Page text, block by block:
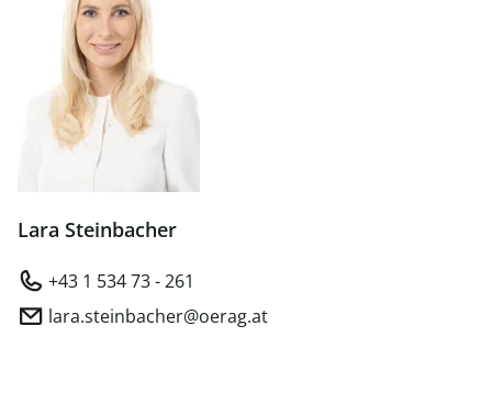
Lara Steinbacher
+43 1 534 73 - 261
lara.steinbacher@oerag.at